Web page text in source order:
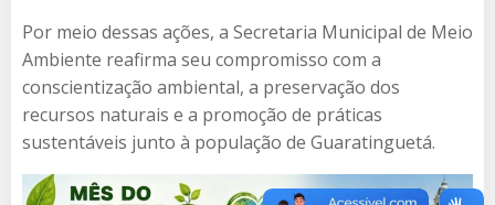
Por meio dessas ações, a Secretaria Municipal de Meio
Ambiente reafirma seu compromisso com a
conscientização ambiental, a preservação dos
recursos naturais e a promoção de práticas
sustentáveis junto à população de Guaratinguetá.